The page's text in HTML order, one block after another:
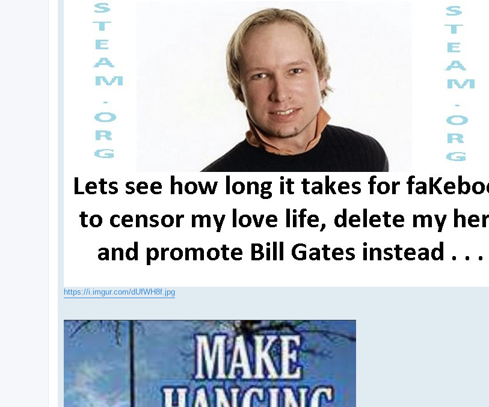
https://i.imgur.com/dUfWH8f.jpg